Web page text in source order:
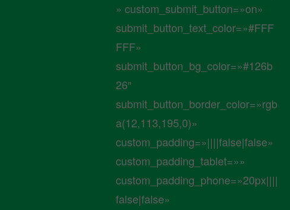
» custom_submit_button=»on»
submit_button_text_color=»#FFF
FFF»
submit_button_bg_color=»#126b
26″
submit_button_border_color=»rgb
a(12,113,195,0)»
custom_padding=»||||false|false»
custom_padding_tablet=»»
custom_padding_phone=»20px||||
false|false»